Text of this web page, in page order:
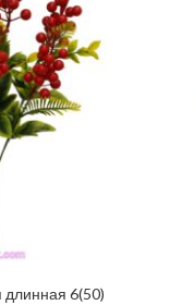
ДАЛІ
длинная 6(50)